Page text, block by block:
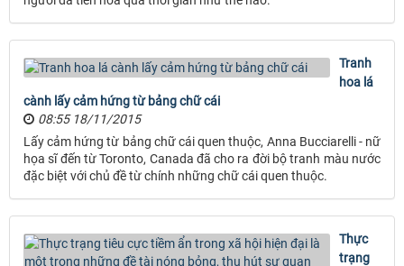
Tranh
hoa lá
cành lấy cảm hứng từ bảng chữ cái
08:55 18/11/2015
Lấy cảm hứng từ bảng chữ cái quen thuộc, Anna Bucciarelli - nữ
họa sĩ đến từ Toronto, Canada đã cho ra đời bộ tranh màu nước
đặc biệt với chủ đề từ chính những chữ cái quen thuộc.
Thực
trạng